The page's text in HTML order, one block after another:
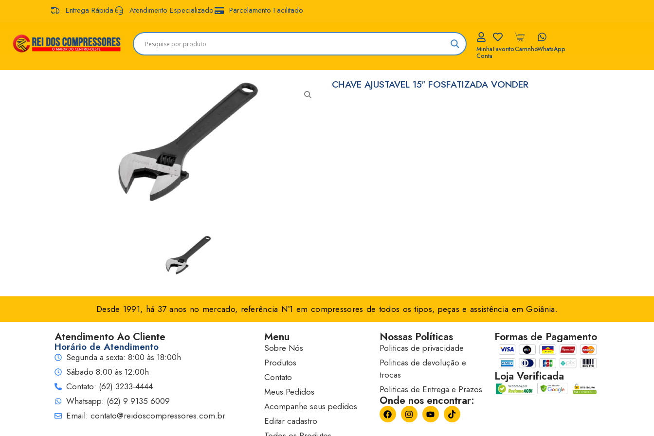
Entrega Rápida Atendimento Especializado Parcelamento Facilitado
Minha
Conta
FavoritoCarrinhoWhatsApp
CHAVE AJUSTAVEL 15″ FOSFATIZADA VONDER
Desde 1991, há 37 anos no mercado, referência Nº1 em compressores de todos os tipos, peças e assistência em Goiânia.
Atendimento Ao Cliente
Horário de Atendimento
Segunda a sexta: 8:00 às 18:00h
Sábado 8:00 às 12:00h
Contato: (62) 3233-4444
Whatsapp: (62) 9 9135 6009
Email: contato@reidoscompressores.com.br
Menu
Sobre Nós
Produtos
Contato
Meus Pedidos
Acompanhe seus pedidos
Editar cadastro
Nossas Políticas
Politicas de privacidade
Politicas de devolução e
trocas
Politicas de Entrega e Prazos
Onde nos encontrar:
Formas de Pagamento
Loja Verificada